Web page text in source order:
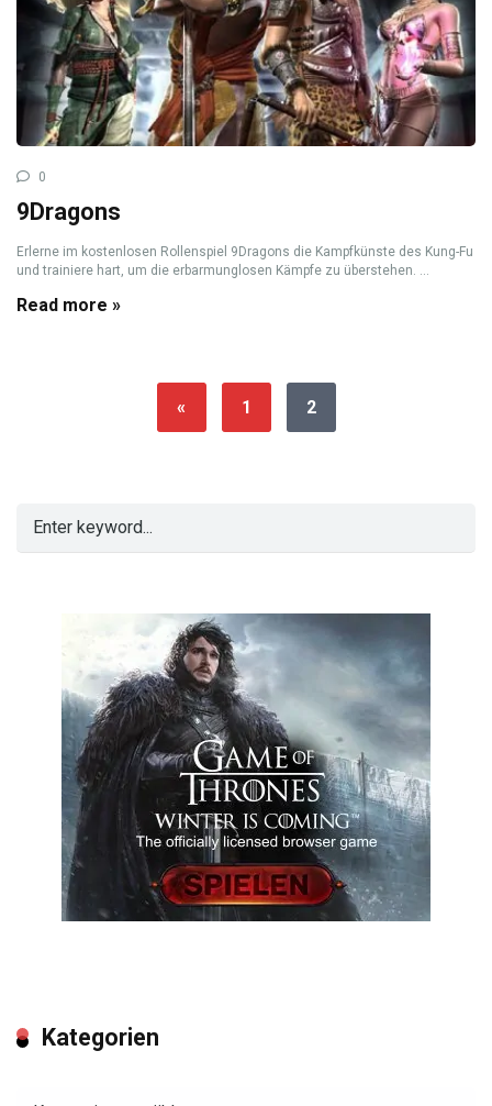
0
9Dragons
Erlerne im kostenlosen Rollenspiel 9Dragons die Kampfkünste des Kung-Fu
und trainiere hart, um die erbarmunglosen Kämpfe zu überstehen. ...
Read more »
« 1 2
Kategorien